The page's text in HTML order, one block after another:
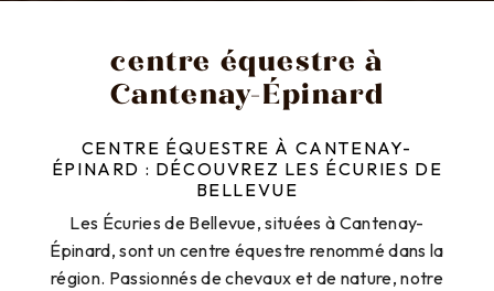
centre équestre à
Cantenay-Épinard
CENTRE ÉQUESTRE À CANTENAY-
ÉPINARD : DÉCOUVREZ LES ÉCURIES DE
BELLEVUE
Les Écuries de Bellevue, situées à Cantenay-
Épinard, sont un centre équestre renommé dans la
région. Passionnés de chevaux et de nature, notre